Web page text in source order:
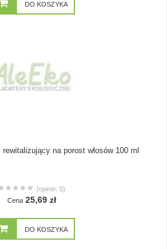
DO KOSZYKA
na porost włosów 100 ml
(opinie: 0)
Cena 25,69 zł
DO KOSZYKA